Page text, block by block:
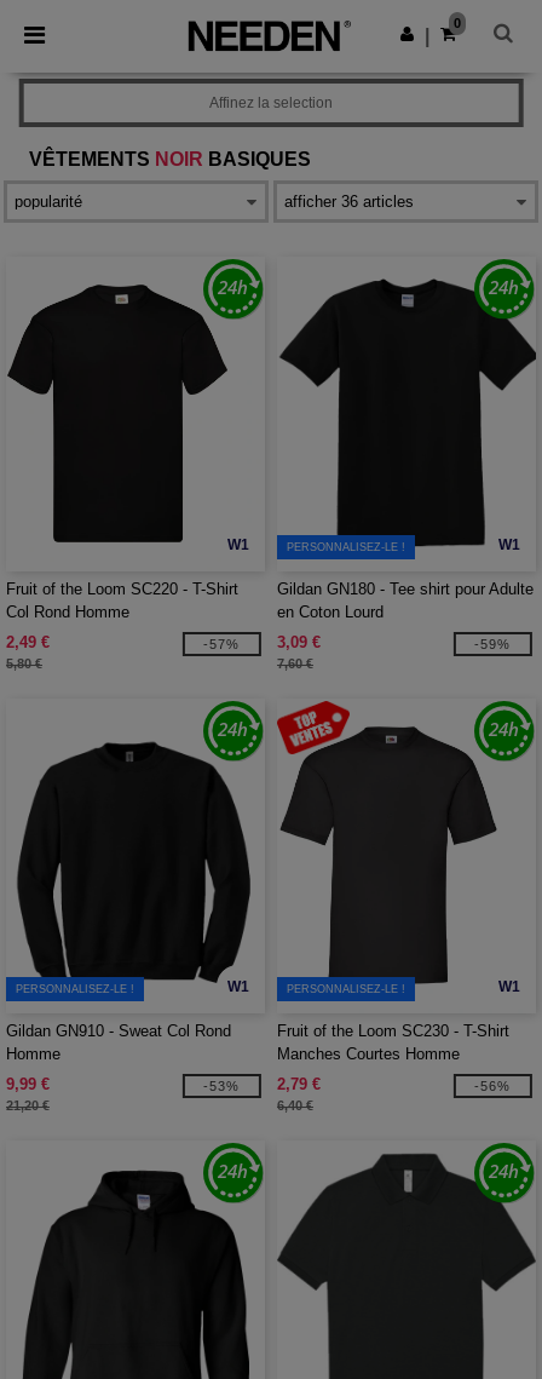
× Appli Needen
Meilleurs prix sur l’app !
Obtenir l'appli
0
VÊTEMENTS NOIR BASIQUES
Affinez la selection
W1
Fruit of the Loom SC220 - T-Shirt
Col Rond Homme
2,49 €
5,80 €
-57%
W1
PERSONNALISEZ-LE !
Gildan GN180 - Tee shirt pour Adulte
en Coton Lourd
3,09 €
7,60 €
-59%
W1
PERSONNALISEZ-LE !
Gildan GN910 - Sweat Col Rond
Homme
9,99 €
21,20 €
-53%
W1
PERSONNALISEZ-LE !
Fruit of the Loom SC230 - T-Shirt
Manches Courtes Homme
2,79 €
6,40 €
-56%